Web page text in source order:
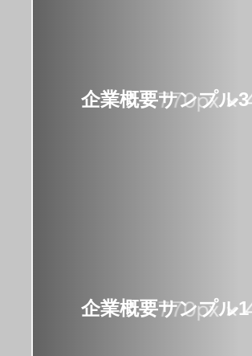
企業概要サンプル3
企業概要サンプル1